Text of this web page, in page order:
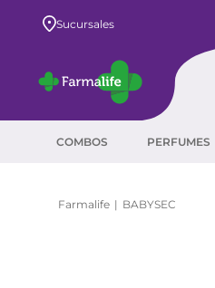
Sucursales
COMBOS PERFUMES
BABYSEC